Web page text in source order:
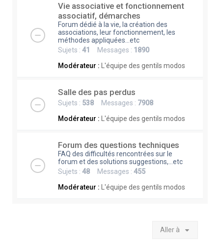
Vie associative et fonctionnement
associatif, démarches
Forum dédié à la vie, la création des
associations, leur fonctionnement, les
méthodes appliquées...etc
Sujets : 41 Messages : 1890
Modérateur :
L'équipe des gentils modos
Salle des pas perdus
Sujets : 538 Messages : 7908
Modérateur :
L'équipe des gentils modos
Forum des questions techniques
FAQ des difficultés rencontrées sur le
forum et des solutions suggestions,...etc
Sujets : 48 Messages : 455
Modérateur :
L'équipe des gentils modos
Aller à